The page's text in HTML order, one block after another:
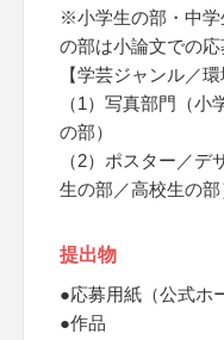
※小学生の部・中学
の部は小論文での応
【学芸ジャンル／環
（1）写真部門（
の部）
（2）ポスター／
生の部／高校生の部
提出物
●応募用紙（公式ホ
●作品